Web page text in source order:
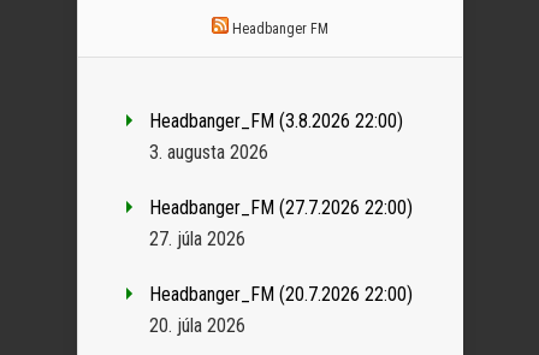
Headbanger FM
Headbanger_FM (3.8.2026 22:00)
3. augusta 2026
Headbanger_FM (27.7.2026 22:00)
27. júla 2026
Headbanger_FM (20.7.2026 22:00)
20. júla 2026